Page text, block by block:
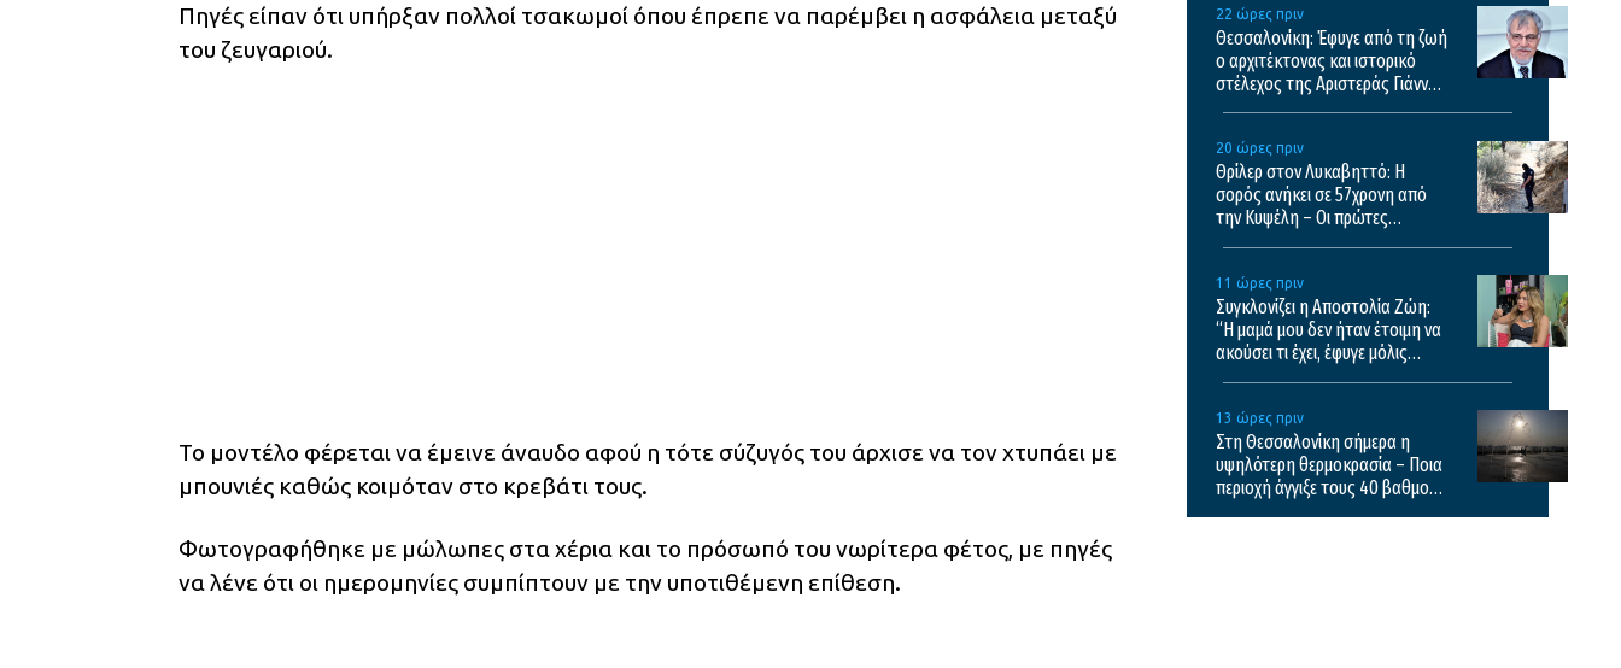
Πηγές είπαν ότι υπήρξαν πολλοί τσακωμοί όπου έπρεπε να παρέμβει η ασφάλεια μεταξύ
του ζευγαριού.
Το μοντέλο φέρεται να έμεινε άναυδο αφού η τότε σύζυγός του άρχισε να τον χτυπάει με
μπουνιές καθώς κοιμόταν στο κρεβάτι τους.
Φωτογραφήθηκε με μώλωπες στα χέρια και το πρόσωπό του νωρίτερα φέτος, με πηγές
να λένε ότι οι ημερομηνίες συμπίπτουν με την υποτιθέμενη επίθεση.
22 ώρες πριν
Θεσσαλονίκη: Έφυγε από τη ζωή
ο αρχιτέκτονας και ιστορικό
στέλεχος της Αριστεράς Γιάννης
20 ώρες πριν
Θρίλερ στον Λυκαβηττό: Η
σορός ανήκει σε 57χρονη από
την Κυψέλη – Οι πρώτες
11 ώρες πριν
Συγκλονίζει η Αποστολία Ζώη:
“Η μαμά μου δεν ήταν έτοιμη να
ακούσει τι έχει, έφυγε μόλις
13 ώρες πριν
Στη Θεσσαλονίκη σήμερα η
υψηλότερη θερμοκρασία – Ποια
περιοχή άγγιξε τους 40 βαθμούς